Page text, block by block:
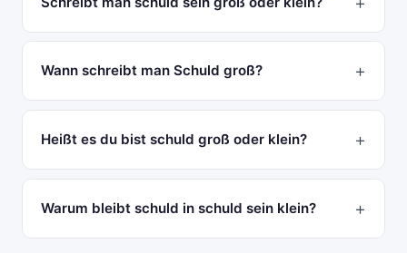
Wann schreibt man Schuld groß?
Heißt es du bist schuld groß oder klein?
Warum bleibt schuld in schuld sein klein?